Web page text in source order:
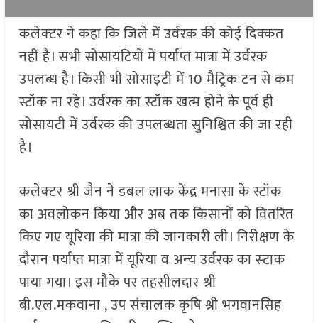
कलेक्‍टर ने कहा कि जिले में उर्वरक की कोई दिक्कत
नहीं है। सभी सोसायटियों में पर्याप्त मात्रा में उर्वरक
उपलब्ध है। किसी भी सोसाइटी में 10 मैट्रिक टन से कम
स्टॉक ना रहे। उर्वरक का स्टॉक खत्म होने के पूर्व ही
सोसायटी में उर्वरक की उपलब्धता सुनिश्चित की जा रही
है।
कलेक्‍टर श्री जैन ने डबल लाक केंद्र मनासा के स्टॉक
का अवलोकन किया और अब तक किसानों को वितरित
किए गए यूरिया की मात्रा की जानकारी ली। निरीक्षण के
दौरान पर्याप्त मात्रा में यूरिया व अन्‍य उर्वरक का स्‍टाक
पाया गया। इस मौके पर तहसीलदार श्री
बी.एल.मकवाना , उप संचालक कृषि श्री भगवानसिह